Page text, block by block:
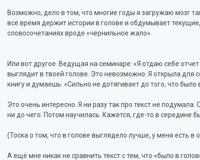
Возможно, дело в том, что многие годы я загружаю мозг
всё время держит истории в голове и обдумывает
словосочетаниях вроде «чернильное жало».
Или вот другое. Ведущая на семинаре: «Я отдаю себе
выглядит в твоей голове. Это невозможно. Я открыла для
книгу и думаешь: «Сильно не дотягивает до того, что было
Это очень интересно. Я ни разу так про текст не
ни до чего. Потом научилась. Кажется, где-то в середине
(Тоска о том, что в голове выглядело лучше, у меня есть в
А ещё мне никак не сравнить текст с тем, что «было в